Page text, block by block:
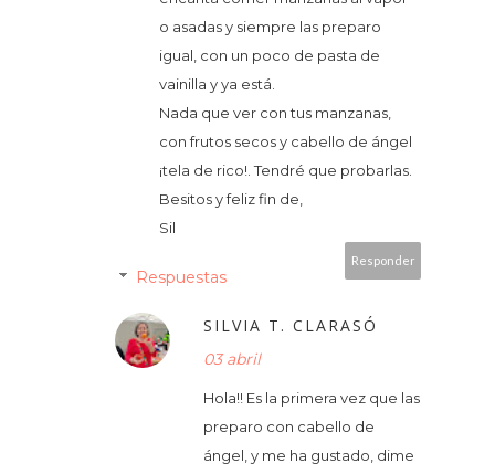
o asadas y siempre las preparo
igual, con un poco de pasta de
vainilla y ya está.
Nada que ver con tus manzanas,
con frutos secos y cabello de ángel
¡tela de rico!. Tendré que probarlas.
Besitos y feliz fin de,
Sil
Responder
Respuestas
SILVIA T. CLARASÓ
03 abril
Hola!! Es la primera vez que las
preparo con cabello de
ángel, y me ha gustado, dime